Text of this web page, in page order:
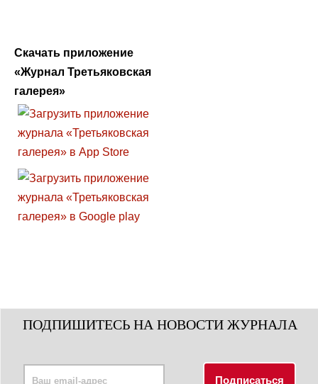
Скачать приложение
«Журнал Третьяковская
галерея»
ПОДПИШИТЕСЬ НА НОВОСТИ ЖУРНАЛА